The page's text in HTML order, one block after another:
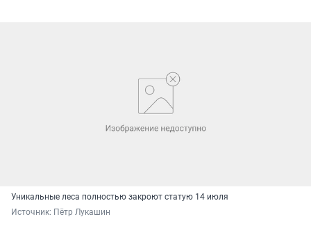
Уникальные леса полностью закроют статую 14 июля
Источник: Пётр Лукашин